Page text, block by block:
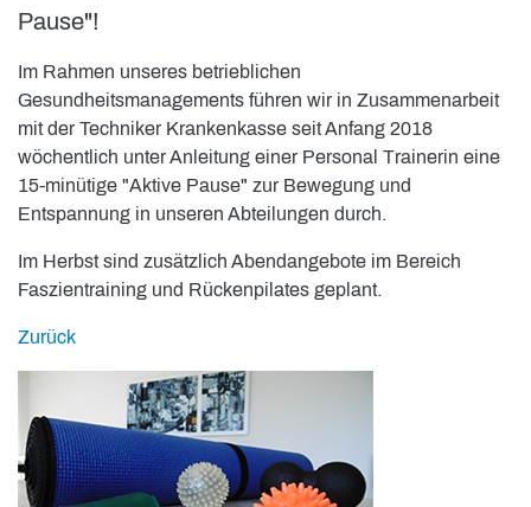
Pause"!
Im Rahmen unseres betrieblichen
Gesundheitsmanagements führen wir in Zusammenarbeit
mit der Techniker Krankenkasse seit Anfang 2018
wöchentlich unter Anleitung einer Personal Trainerin eine
15-minütige "Aktive Pause" zur Bewegung und
Entspannung in unseren Abteilungen durch.
Im Herbst sind zusätzlich Abendangebote im Bereich
Faszientraining und Rückenpilates geplant.
Zurück